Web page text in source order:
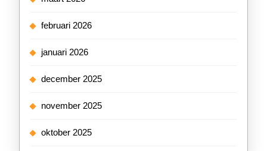
februari 2026
januari 2026
december 2025
november 2025
oktober 2025